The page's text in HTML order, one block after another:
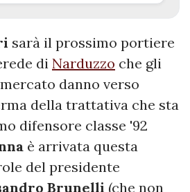
sarà il prossimo portiere
di Narduzzo che gli
danno verso
della trattativa che sta
difensore classe '92
è arrivata questa
del presidente
Brunelli (che non